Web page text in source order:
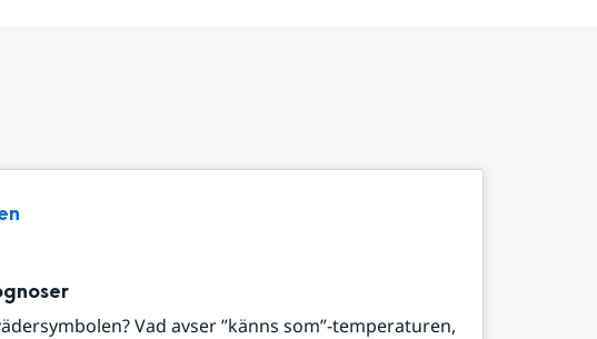
Vad avser ”känns som”-temperaturen,